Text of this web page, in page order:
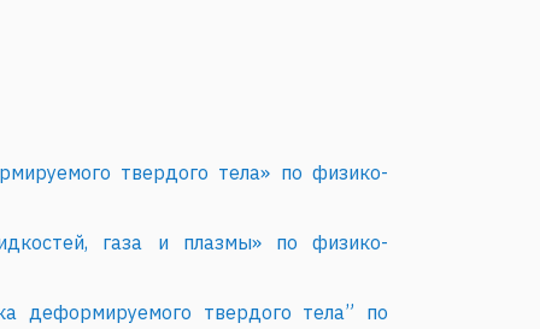
твердого тела» по физико-
газа и плазмы» по физико-
деформируемого твердого тела” по